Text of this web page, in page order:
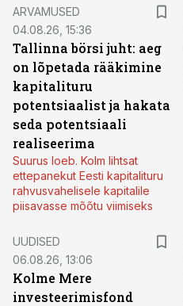
ARVAMUSED
04.08.26, 15:36
Tallinna börsi juht: aeg
on lõpetada rääkimine
kapitalituru
potentsiaalist ja hakata
seda potentsiaali
realiseerima
Suurus loeb. Kolm lihtsat
ettepanekut Eesti kapitalituru
rahvusvahelisele kapitalile
piisavasse mõõtu viimiseks
UUDISED
06.08.26, 13:06
Kolme Mere
investeerimisfond